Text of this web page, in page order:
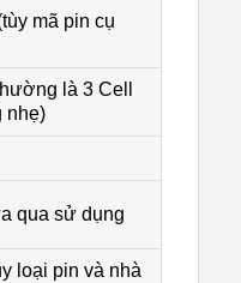
mã pin cụ
là 3 Cell
nhẹ)
qua sử dụng
loại pin và nhà